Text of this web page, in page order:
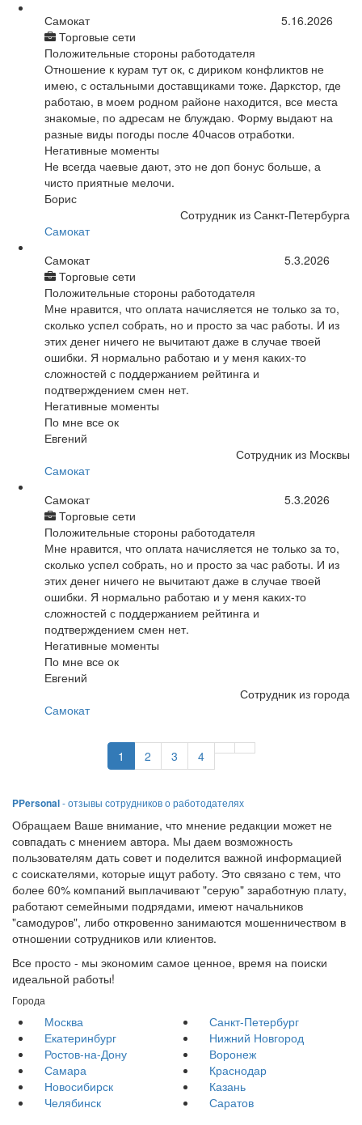
Самокат
Торговые сети
5.16.2026
Положительные стороны работодателя
Отношение к курам тут ок, с дириком конфликтов не
имею, с остальными доставщиками тоже. Даркстор, где
работаю, в моем родном районе находится, все места
знакомые, по адресам не блуждаю. Форму выдают на
разные виды погоды после 40часов отработки.
Негативные моменты
Не всегда чаевые дают, это не доп бонус больше, а
чисто приятные мелочи.
Борис
Сотрудник из Санкт-Петербурга
Самокат
Самокат
Торговые сети
5.3.2026
Положительные стороны работодателя
Мне нравится, что оплата начисляется не только за то,
сколько успел собрать, но и просто за час работы. И из
этих денег ничего не вычитают даже в случае твоей
ошибки. Я нормально работаю и у меня каких-то
сложностей с поддержанием рейтинга и
подтверждением смен нет.
Негативные моменты
По мне все ок
Евгений
Сотрудник из Москвы
Самокат
Самокат
Торговые сети
5.3.2026
Положительные стороны работодателя
Мне нравится, что оплата начисляется не только за то,
сколько успел собрать, но и просто за час работы. И из
этих денег ничего не вычитают даже в случае твоей
ошибки. Я нормально работаю и у меня каких-то
сложностей с поддержанием рейтинга и
подтверждением смен нет.
Негативные моменты
По мне все ок
Евгений
Сотрудник из города
Самокат
1 2 3 4
PPersonal- отзывы сотрудников о работодателях
Обращаем Ваше внимание, что мнение редакции может не
совпадать с мнением автора. Мы даем возможность
пользователям дать совет и поделится важной информацией
с соискателями, которые ищут работу. Это связано с тем, что
более 60% компаний выплачивают "серую" заработную плату,
работают семейными подрядами, имеют начальников
"самодуров", либо откровенно занимаются мошенничеством в
отношении сотрудников или клиентов.
Все просто - мы экономим самое ценное, время на поиски
идеальной работы!
Города
Москва
Санкт-Петербург
Екатеринбург
Нижний Новгород
Ростов-на-Дону
Воронеж
Самара
Краснодар
Новосибирск
Казань
Челябинск
Саратов